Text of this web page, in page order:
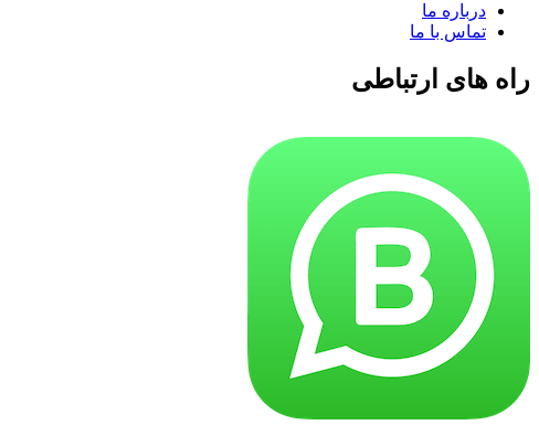
درباره ما
تماس با ما
راه های ارتباطی